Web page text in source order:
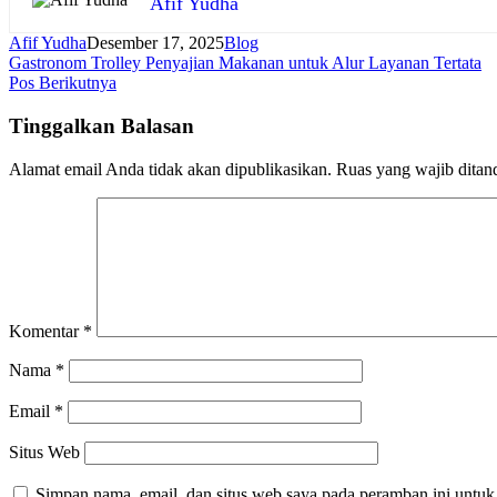
Afif YudhaDesember 17, 2025Blog
Navigasi
pos
Gastronom Trolley Penyajian Makanan untuk Alur Layanan Tertata
Pos Berikutnya
Tinggalkan Balasan
Alamat email Anda tidak akan dipublikasikan. Ruas yang wajib
Komentar *
Nama *
Email *
Situs Web